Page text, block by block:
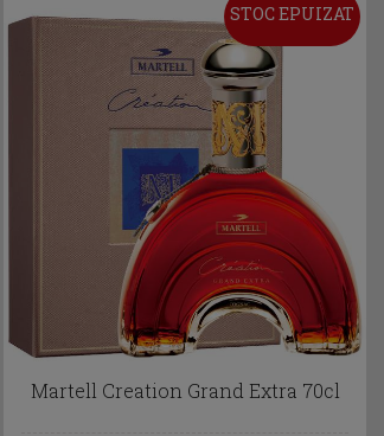
STOC EPUIZAT
Martell Creation Grand Extra 70cl